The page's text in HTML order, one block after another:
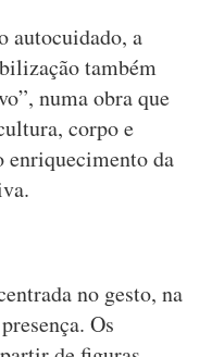
autocuidado, a
também
numa obra que
corpo e
da
no gesto, na
Os